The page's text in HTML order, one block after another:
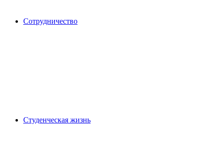
Сотрудничество
Студенческая жизнь